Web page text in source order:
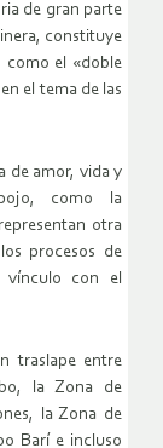
de gran parte
constituye
como el «doble
el tema de las
de amor, vida y
como la
otra
procesos de
vínculo con el
traslape entre
la Zona de
la Zona de
Barí e incluso